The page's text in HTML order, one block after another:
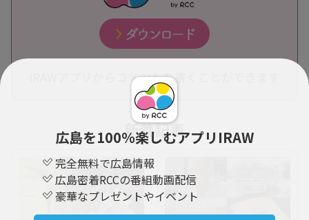
広島を100％楽しむアプリIRAW
完全無料で広島情報
広島密着RCCの番組動画配信
豪華なプレゼントやイベント
IRAWアプリからコメントを書くことができます
新着記事